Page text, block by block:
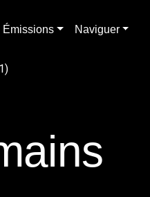
Émissions Naviguer